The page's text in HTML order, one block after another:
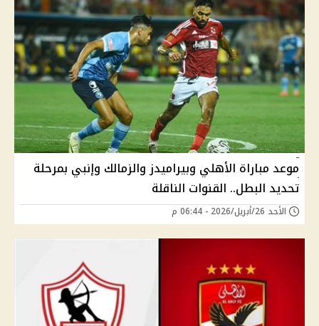
موعد مباراة الأهلي وبيراميدز والزمالك وإنبي بمرحلة
تحديد البطل.. القنوات الناقلة
الأحد 26/أبريل/2026 - 06:44 م